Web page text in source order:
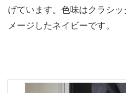
げています。色味はクラシ
メージしたネイビーです。